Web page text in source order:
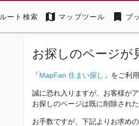
ルート検索 map マップツール bookmark ブ
お探しのページが
「MapFan 住まい探し 」をご利
誠に恐れ入りますが、お客様が
お探しのページは既に削除され
お手数ですが、下記よりお求め